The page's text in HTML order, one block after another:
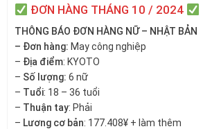
ĐƠN HÀNG THÁNG 10 / 2024
THÔNG BÁO ĐƠN HÀNG NỮ – NHẬT BẢN
– Đơn hàng: May công nghiệp
– Địa điểm: KYOTO
– Số lượng: 6 nữ
– Tuổi: 18 – 36 tuổi
– Thuận tay: Phải
– Lương cơ bản: 177.408¥ + làm thêm